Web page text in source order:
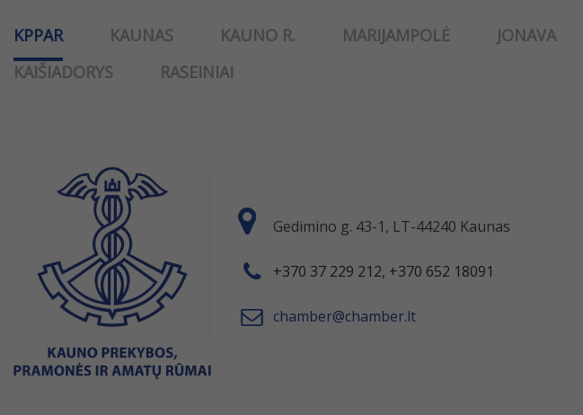
KPPAR KAUNAS KAUNO R. MARIJAMPOLĖ JONAVA
KAIŠIADORYS
RASEINIAI
Gedimino g. 43-1, LT-44240 Kaunas
+370 37 229 212, +370 652 18091
chamber@chamber.lt